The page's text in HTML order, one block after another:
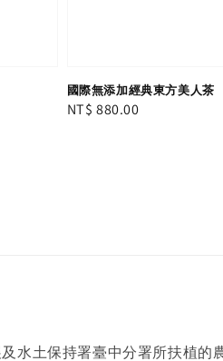
國際無添加經典東方美人茶
Regular
NT$ 880.00
水土保持署臺中分署所扶植的